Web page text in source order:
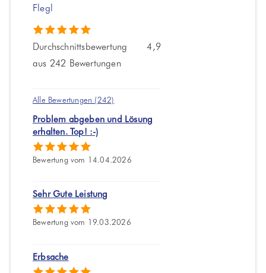
Flegl
Durchschnittsbewertung 4,9
aus 242 Bewertungen
Alle Bewertungen (242)
Problem abgeben und Lösung
erhalten. Top! :-)
Bewertung vom 14.04.2026
Sehr Gute Leistung
Bewertung vom 19.03.2026
Erbsache